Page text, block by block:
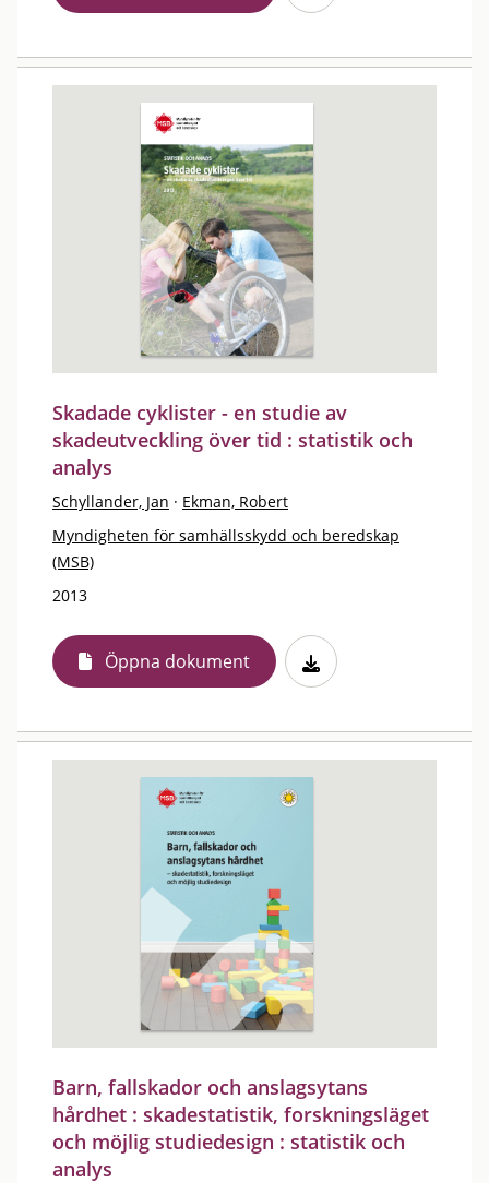
Skadade cyklister - en studie av
skadeutveckling över tid : statistik och
analys
Schyllander, Jan · Ekman, Robert
Myndigheten för samhällsskydd och beredskap
(MSB)
2013
Öppna dokument
Barn, fallskador och anslagsytans
hårdhet : skadestatistik, forskningsläget
och möjlig studiedesign : statistik och
analys